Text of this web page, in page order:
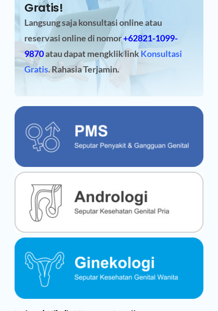
Gratis!
Langsung saja konsultasi online atau
reservasi onlinedi nomor+62821-1099-
9870atau dapat mengklik linkKonsultasi
Gratis. Rahasia Terjamin.